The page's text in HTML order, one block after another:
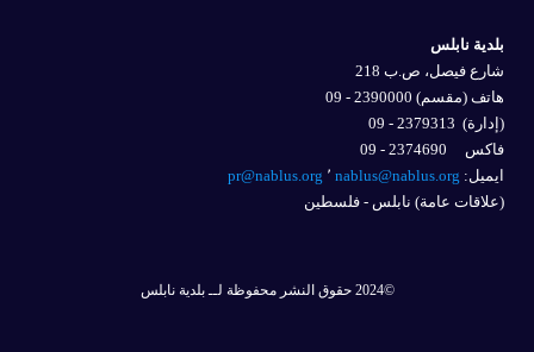
بلدية نابلس
شارع فيصل، ص.ب 218
هاتف (مقسم) 2390000 - 09
(إدارة)
فاكس 2374690 - 09
ايميل: nablus@nablus.org
pr@nablus.org
(علاقات عامة) نابلس - فلسطين
©2024 حقوق النشر محفوظة لــ بلدية نابلس